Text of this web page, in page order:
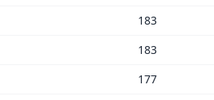
183
183
177